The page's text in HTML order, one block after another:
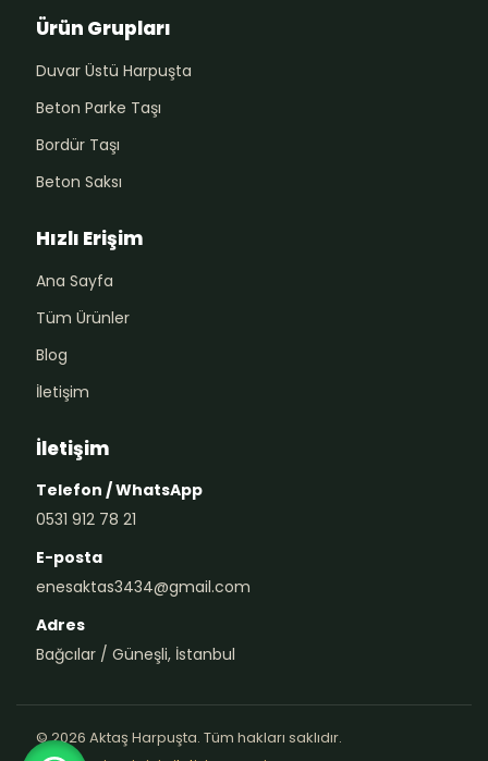
Ürün Grupları
Duvar Üstü Harpuşta
Beton Parke Taşı
Bordür Taşı
Beton Saksı
Hızlı Erişim
Ana Sayfa
Tüm Ürünler
Blog
İletişim
İletişim
Telefon / WhatsApp
0531 912 78 21
E-posta
enesaktas3434@gmail.com
Adres
Bağcılar / Güneşli, İstanbul
© 2026 Aktaş Harpuşta. Tüm hakları saklıdır.